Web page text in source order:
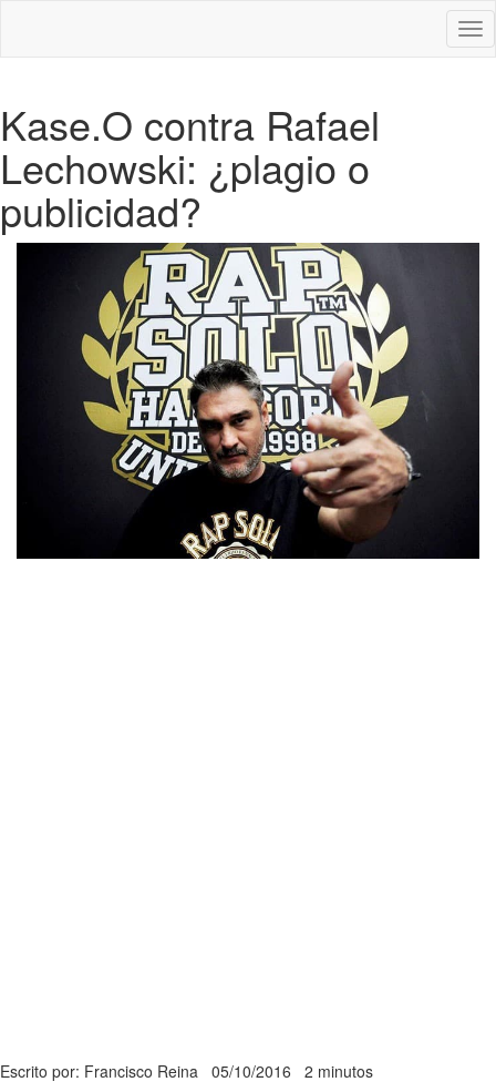
Kase.O contra Rafael
Lechowski: ¿plagio o
publicidad?
Escrito por: Francisco Reina 05/10/2016 2 minutos